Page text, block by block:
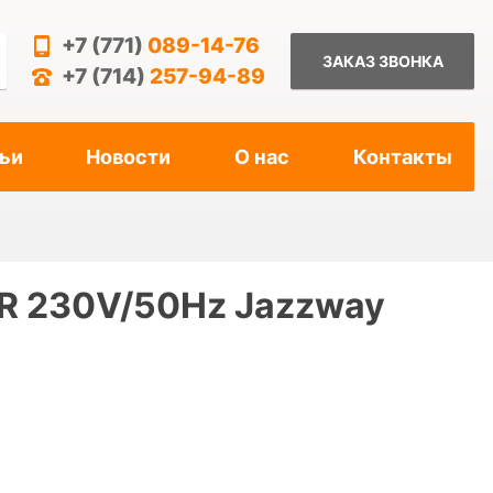
+7 (771) 089-14-76
+7 (714) 257-94-89
ЗАКАЗ ЗВОНКА
Новости О нас Контакты
230V/50Hz Jazzway